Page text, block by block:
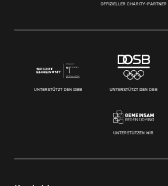
OFFIZIELLER CHARITY-PARTNER
UNTERSTÜTZT DEN DBB UNTERSTÜTZT DEN DBB
UNTERSTÜTZEN WIR